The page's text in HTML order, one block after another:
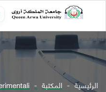
الرئيسية المكتبة